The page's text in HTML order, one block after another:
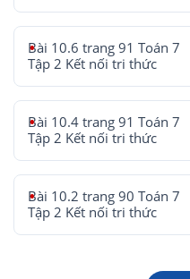
Bài 10.6 trang 91 Toán 7
Tập 2 Kết nối tri thức
Bài 10.4 trang 91 Toán 7
Tập 2 Kết nối tri thức
Bài 10.2 trang 90 Toán 7
Tập 2 Kết nối tri thức